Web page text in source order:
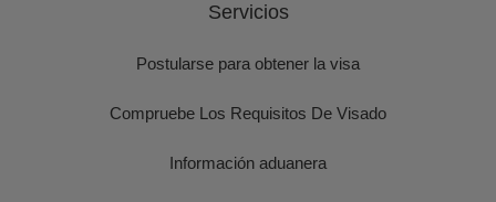
Servicios
Postularse para obtener la visa
Compruebe Los Requisitos De Visado
Información aduanera